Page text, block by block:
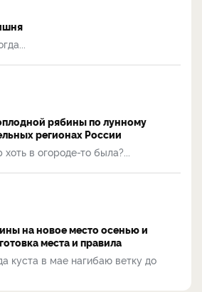
рябины по лунному
регионах России
в огороде-то была?...
на новое место осенью и
места и правила
куста в мае нагибаю ветку до